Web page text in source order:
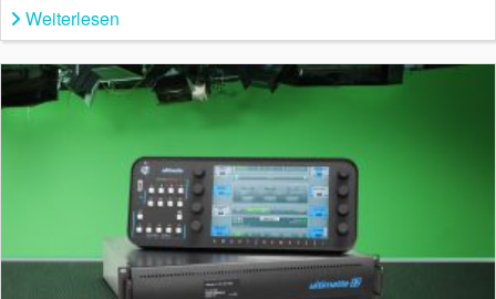
Weiterlesen